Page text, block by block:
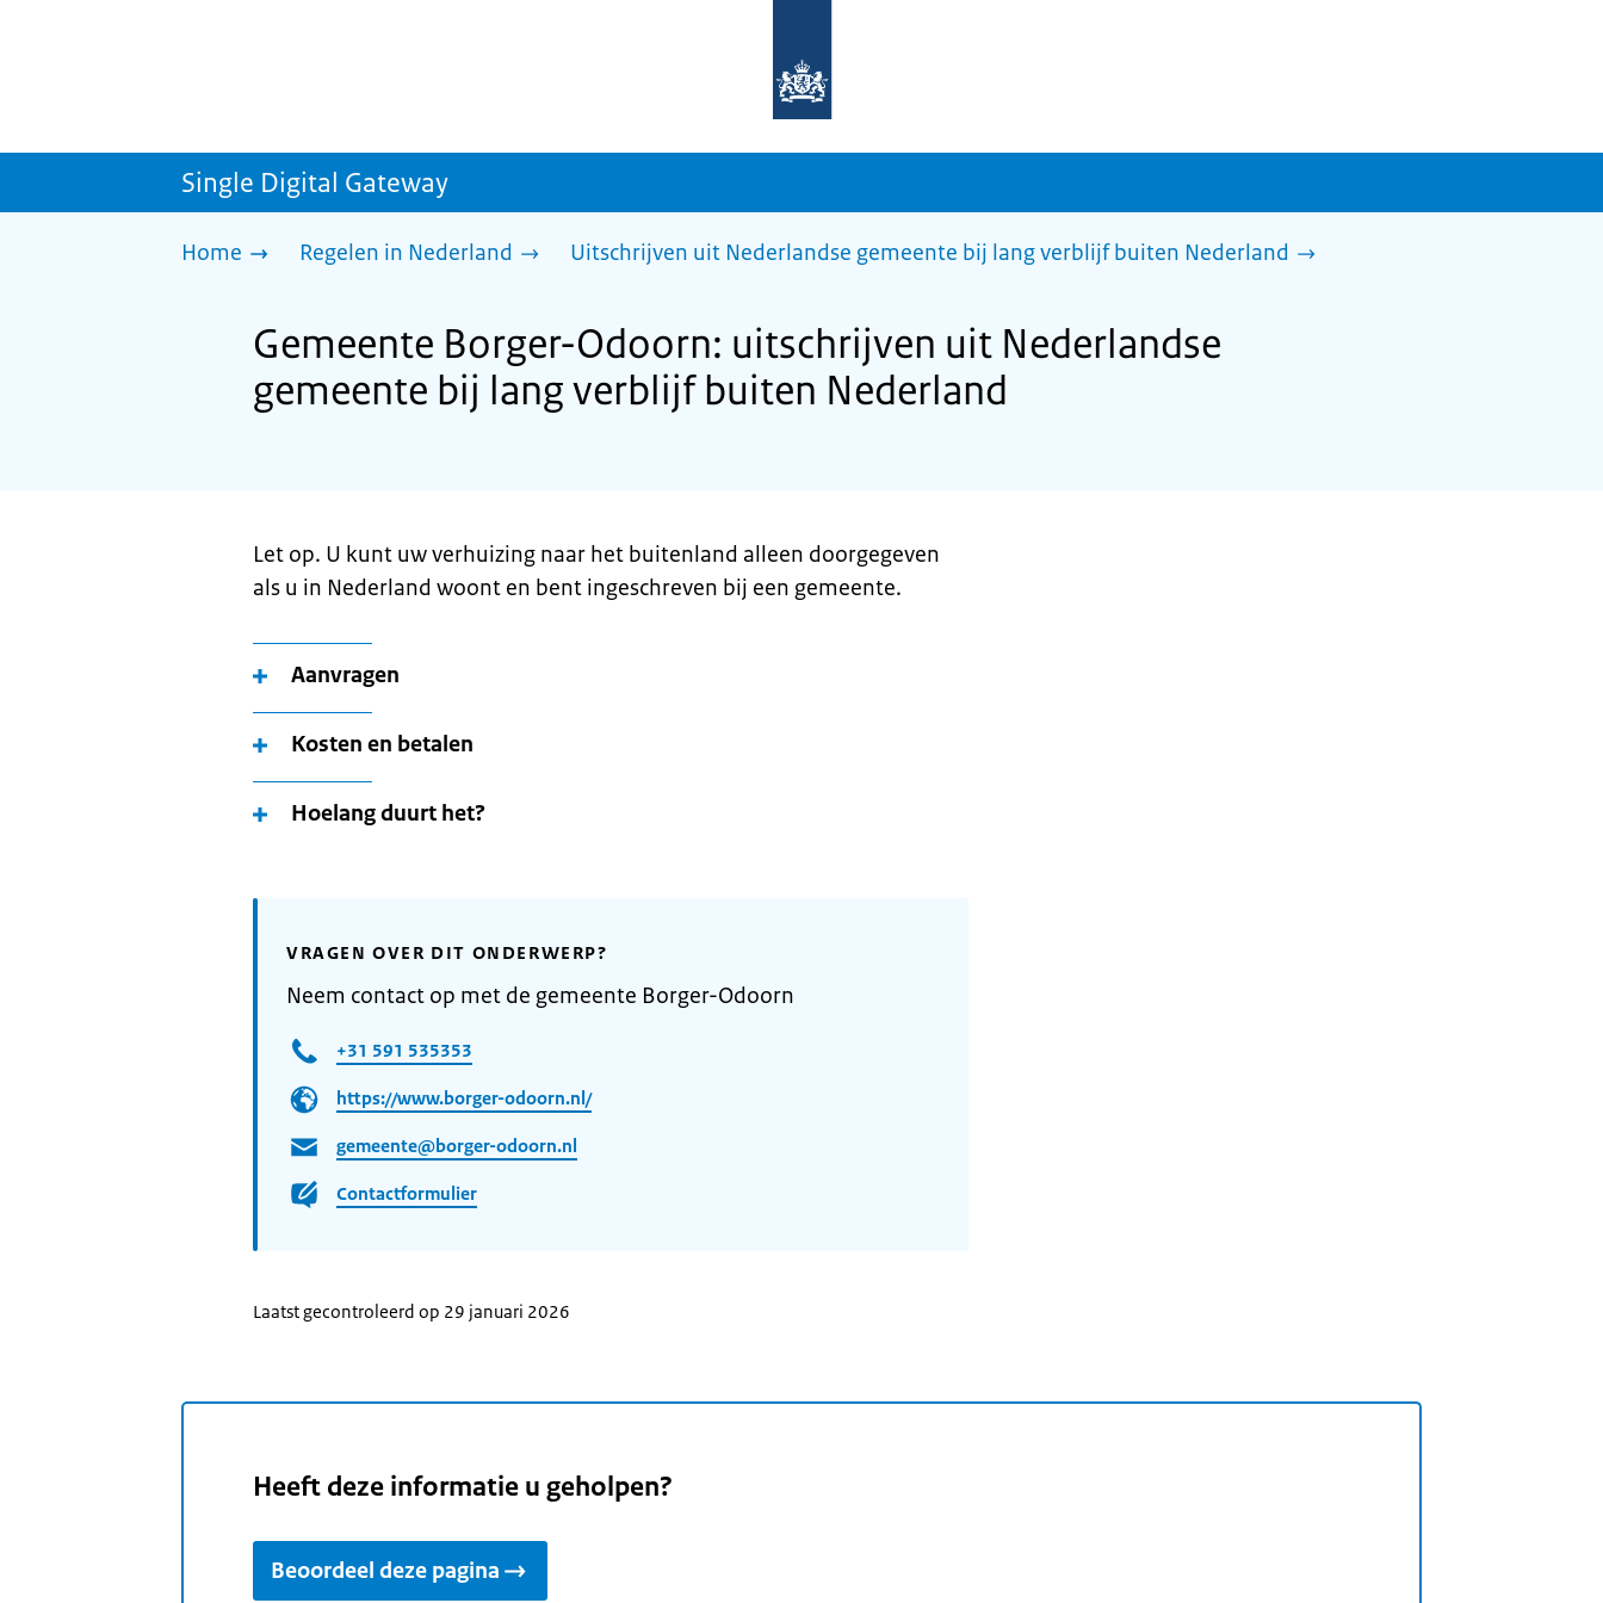
homepage
sdg.rijksoverheid.nl
Single Digital Gateway
Home Regelen in Nederland Uitschrijven uit Nederlandse gemeente bij lang verblijf buiten Nederland
Gemeente Borger-Odoorn: uitschrijven uit Nederlandse
gemeente bij lang verblijf buiten Nederland
Let op. U kunt uw verhuizing naar het buitenland alleen doorgegeven
als u in Nederland woont en bent ingeschreven bij een gemeente.
Aanvragen
Kosten en betalen
Hoelang duurt het?
VRAGEN OVER DIT ONDERWERP?
Neem contact op met de gemeente Borger-Odoorn
+31 591 535353
https://www.borger-odoorn.nl/
gemeente@borger-odoorn.nl
Contactformulier
Laatst gecontroleerd op 29 januari 2026
Heeft deze informatie u geholpen?
Beoordeel deze pagina